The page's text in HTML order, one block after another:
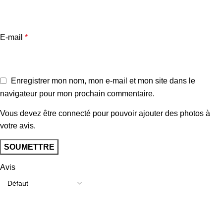
Avis
E-mail *
Enregistrer mon nom, mon e-mail et mon site dans le
navigateur pour mon prochain commentaire.
Vous devez être connecté pour pouvoir ajouter des photos à
votre avis.